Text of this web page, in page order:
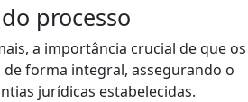
processo
a importância crucial de que os
forma integral, assegurando o
jurídicas estabelecidas.